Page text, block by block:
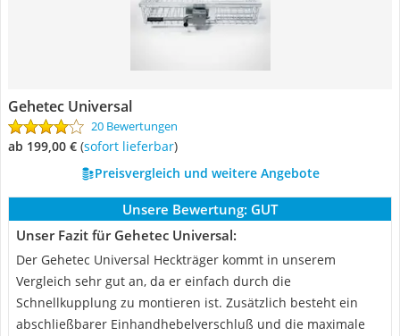
Gehetec Universal
20 Bewertungen
ab 199,00 € ( Sofort lieferbar)
Preisvergleich und weitere Angebote
Unsere Bewertung: GUT
Unser Fazit für Gehetec Universal:
Der Gehetec Universal Heckträger kommt in unserem
Vergleich sehr gut an, da er einfach durch die
Schnellkupplung zu montieren ist. Zusätzlich besteht ein
abschließbarer Einhandhebelverschluß und die maximale